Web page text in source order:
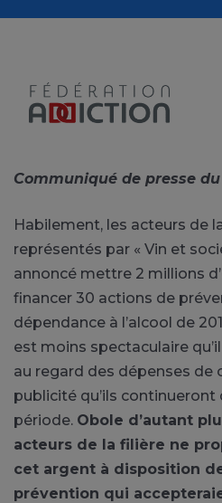
Communiqué de presse
Habilement, les acteurs de
représentés par « Vin et
annoncé mettre 2 millions
financer 30 actions de
dépendance à l’alcool de
est moins spectaculaire
au regard des dépenses
publicité qu’ils continueront
période. Obole d’autant
acteurs de la filière ne
cet argent à disposition
prévention qui